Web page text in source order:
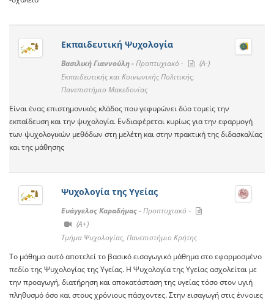
Εκπαιδευτική Ψυχολογία
Βασιλική Γιαννούλη -Προπτυχιακό -
(A-)
Εκπαιδευτικής και Κοινωνικής Πολιτικής,
Πανεπιστήμιο Μακεδονίας
Είναι ένας επιστημονικός κλάδος που γεφυρώνει δύο τομείς την
εκπαίδευση και την ψυχολογία. Ενδιαφέρεται κυρίως για την εφαρμογή
των ψυχολογικών μεθόδων στη μελέτη και στην πρακτική της διδασκαλίας
και της μάθησης
Ψυχολογία της Υγείας
Ευάγγελος Καραδήμας -Προπτυχιακό -
(A+)
Τμήμα Ψυχολογίας, Πανεπιστήμιο Κρήτης
Το μάθημα αυτό αποτελεί το βασικό εισαγωγικό μάθημα στο εφαρμοσμένο
πεδίο της Ψυχολογίας της Υγείας. Η Ψυχολογία της Υγείας ασχολείται με
την προαγωγή, διατήρηση και αποκατάσταση της υγείας τόσο στον υγιή
πληθυσμό όσο και στους χρόνιους πάσχοντες. Στην εισαγωγή στις έννοιες